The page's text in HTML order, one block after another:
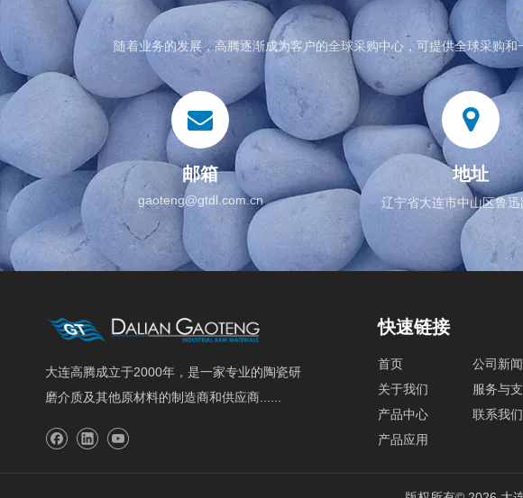
随着业务的发展，高腾逐渐成为客户的全球采购中心，可提供全球采购
邮箱
gaoteng@gtdl.com.cn
地址
辽宁省大连市中山区鲁
大连高腾成立于2000年，是一家专业的陶瓷研
磨介质及其他原材料的制造商和供应商......
快速链接
首页
关于我们
产品中心
产品应用
公司新闻
服务与
联系我们